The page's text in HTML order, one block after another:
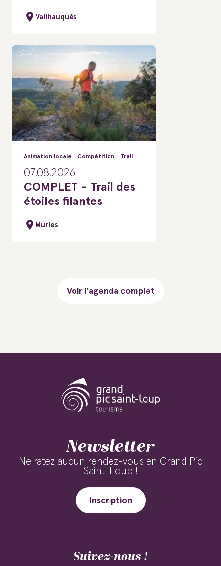
Vailhauquès
Animation locale Compétition Trail
07.08.2026
COMPLET - Trail des
étoiles filantes
Murles
Voir l'agenda complet
Newsletter
Ne ratez aucun rendez-vous en Grand Pic
Saint-Loup !
Inscription
Suivez-nous !